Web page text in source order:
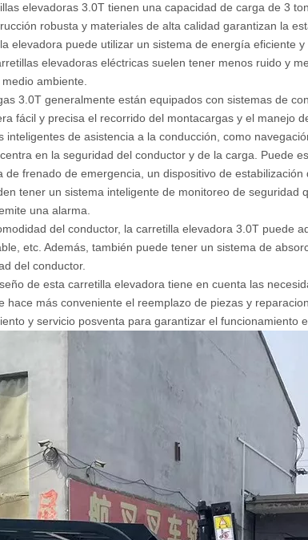
elevadoras 3.0T tienen una capacidad de carga de 3
robusta y materiales de alta calidad garantizan la
elevadora puede utilizar un sistema de energía eficiente
elevadoras eléctricas suelen tener menos ruido y
ambiente.
3.0T generalmente están equipados con sistemas de
fácil y precisa el recorrido del montacargas y el manejo
de asistencia a la conducción, como
en la seguridad del conductor y de la carga. Puede
frenado de emergencia, un dispositivo de estabilización
tener un sistema inteligente de monitoreo de seguridad
una alarma.
del conductor, la carretilla elevadora 3.0T puede
etc. Además, también puede tener un sistema de
del conductor.
de esta carretilla elevadora tiene en cuenta las
hace más conveniente el reemplazo de piezas y
y servicio posventa para garantizar el funcionamiento